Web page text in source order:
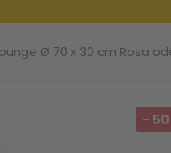
Ø 70 x 30 cm Rosa
- 50